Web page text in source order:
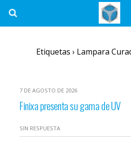
Etiquetas › Lampara
7 DE AGOSTO DE 2026
Finixa presenta su gama de UV
SIN RESPUESTA